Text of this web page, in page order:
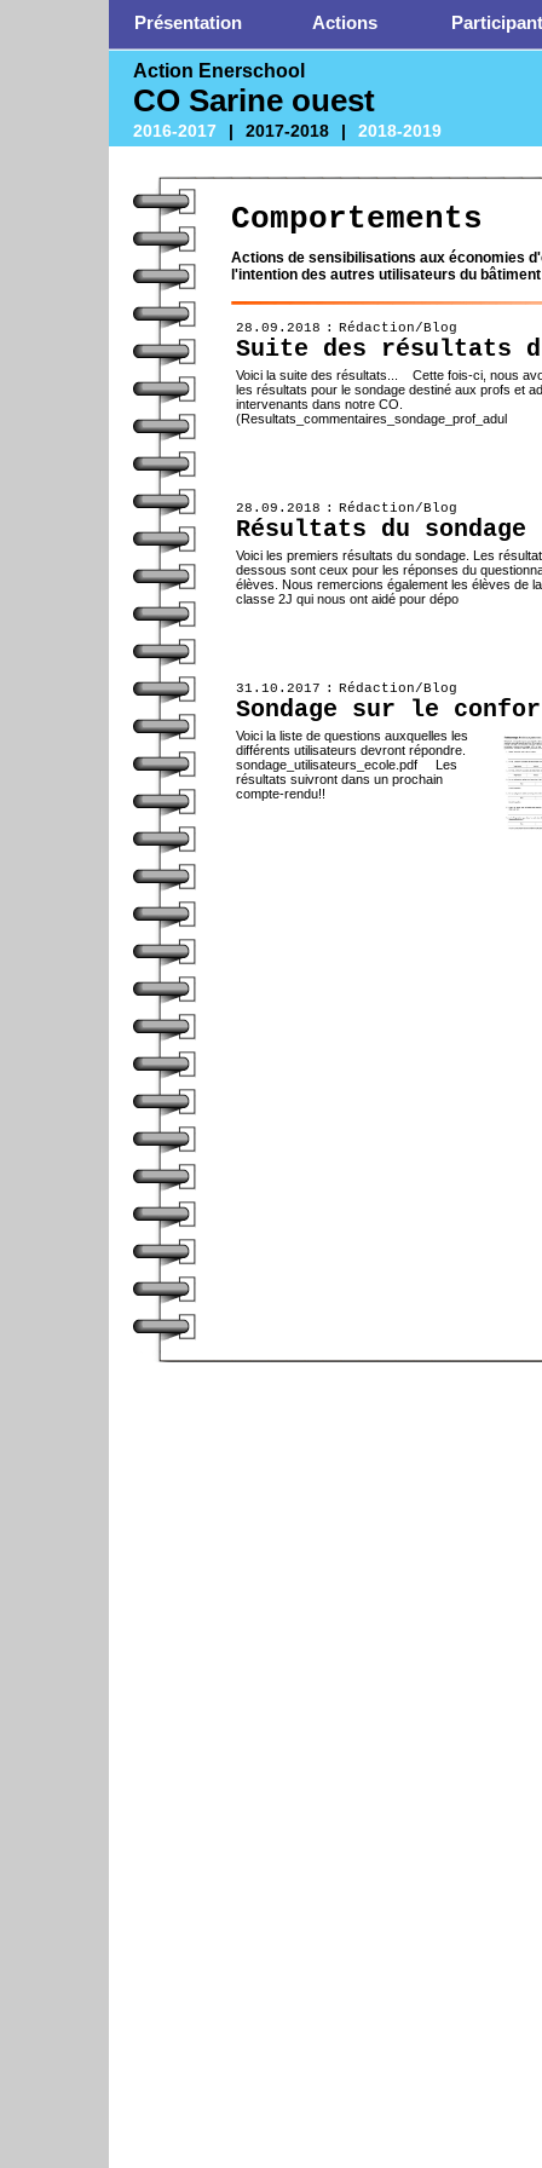
Présentation Actions
Action Enerschool
CO Sarine ouest
2016-2017 | 2017-2018 | 2018-2019
Comportements
Actions de sensibilisations aux économies
l'intention des autres utilisateurs du
28.09.2018 : Rédaction/Blog
Suite des résultats
Voici la suite des résultats... Cette fois-ci, nous
les résultats pour le sondage destiné aux profs et
intervenants dans notre CO.
(Resultats_commentaires_sondage_prof_adul
28.09.2018 : Rédaction/Blog
Résultats du sondage
Voici les premiers résultats du sondage. Les
dessous sont ceux pour les réponses du
élèves. Nous remercions également les élèves de la
classe 2J qui nous ont aidé pour dépo
31.10.2017 : Rédaction/Blog
Sondage sur le
Voici la liste de questions auxquelles les
différents utilisateurs devront répondre.
sondage_utilisateurs_ecole.pdf Les
résultats suivront dans un prochain
compte-rendu!!